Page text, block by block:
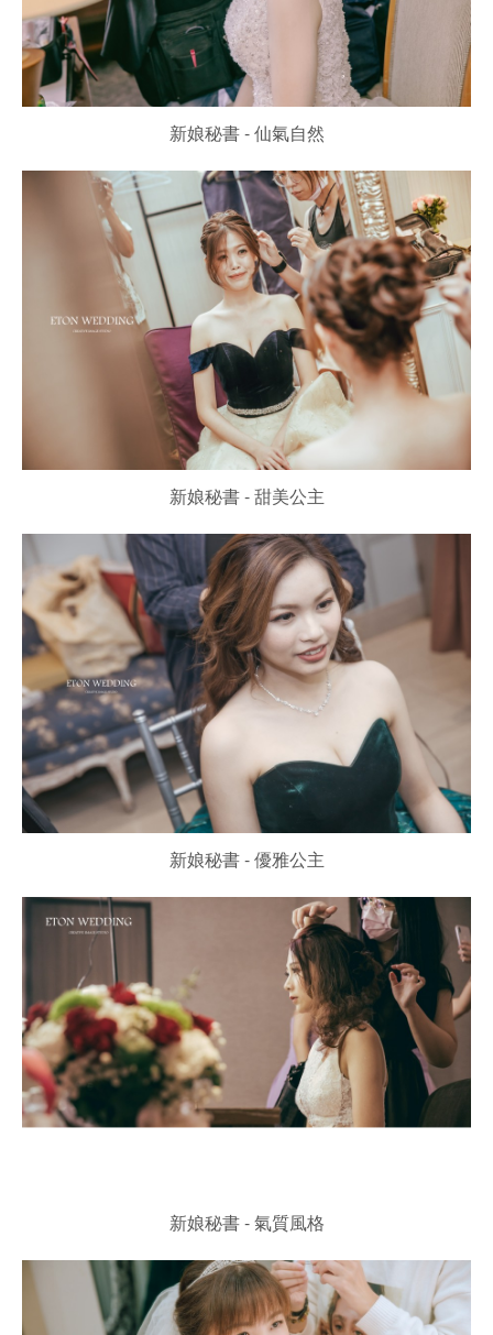
新娘秘書 - 仙氣自然
新娘秘書 - 甜美公主
新娘秘書 - 優雅公主
新娘秘書 - 氣質風格